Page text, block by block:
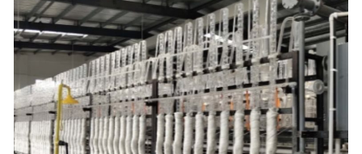
福建石英玻璃硫酸提纯设备
- 福建天燃气加热石英玻璃硫酸提纯
设备
- 福建煤加热石英玻璃硫酸提纯设备